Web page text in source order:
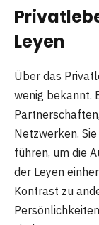
Leyen
Über das
wenig bekannt.
Netzwerken.
führen, um die
der Leyen
Kontrast zu